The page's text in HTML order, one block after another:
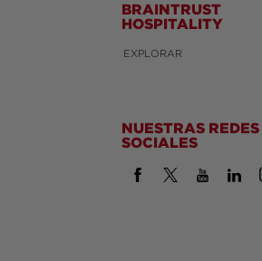
BRAINTRUST
HOSPITALITY
EXPLORAR
NUESTRAS REDES
SOCIALES